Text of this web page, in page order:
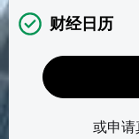
财经日历